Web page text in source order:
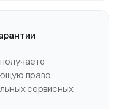
право
сервисных